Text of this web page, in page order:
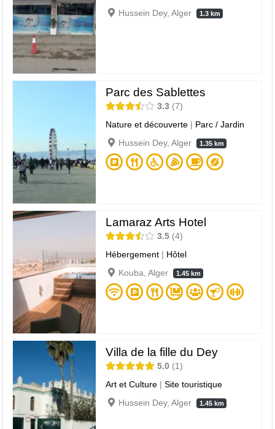
Hussein Dey, Alger
1.3 km
Parc des Sablettes
3.3 7
Nature et découverte | Parc / Jardin
Hussein Dey, Alger
1.35 km
Lamaraz Arts Hotel
3.5 4
Hébergement | Hôtel
Kouba, Alger
1.45 km
Villa de la fille du Dey
5.0
1
Art et Culture |Site touristique
Hussein Dey, Alger
1.45 km